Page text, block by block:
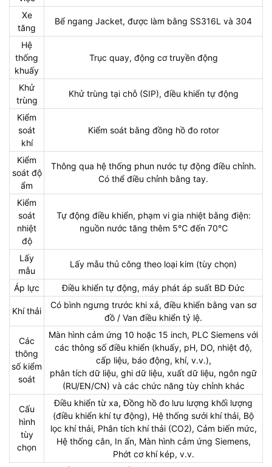
Xe
tăng
Bể ngang Jacket, được làm bằng SS316L và 304
Hệ
thống
khuấy
Trục quay, động cơ truyền động
Khử
trùng
Khử trùng tại chỗ (SIP), điều khiển tự động
Kiểm
soát
khí
Kiểm soát bằng đồng hồ đo rotor
Kiểm
soát độ
ẩm
Thông qua hệ thống phun nước tự động điều chỉnh.
Có thể điều chỉnh bằng tay.
Kiểm
soát
nhiệt
độ
Tự động điều khiển, phạm vi gia nhiệt bằng điện:
nguồn nước tăng thêm 5℃ đến 70℃
Lấy
mẫu
Lấy mẫu thủ công theo loại kim (tùy chọn)
Áp lực Điều khiển tự động, máy phát áp suất BD Đức
Khí thải
Có bình ngưng trước khi xả, điều khiển bằng van sơ
đồ / Van điều khiển tỷ lệ.
Các
thông
số kiểm
soát
Màn hình cảm ứng 10 hoặc 15 inch, PLC Siemens với
các thông số điều khiển (khuấy, pH, DO, nhiệt độ,
cấp liệu, báo động, khí, v.v.),
phân tích dữ liệu, ghi dữ liệu, xuất dữ liệu, ngôn ngữ
(RU/EN/CN) và các chức năng tùy chỉnh khác
Cấu
hình
tùy
chọn
Điều khiển từ xa, Đồng hồ đo lưu lượng khối lượng
(điều khiển khí tự động), Hệ thống sưởi khí thải, Bộ
lọc khí thải, Phân tích khí thải (CO2), Cảm biến mức,
Hệ thống cân, In ấn, Màn hình cảm ứng Siemens,
Phớt cơ khí kép, v.v.